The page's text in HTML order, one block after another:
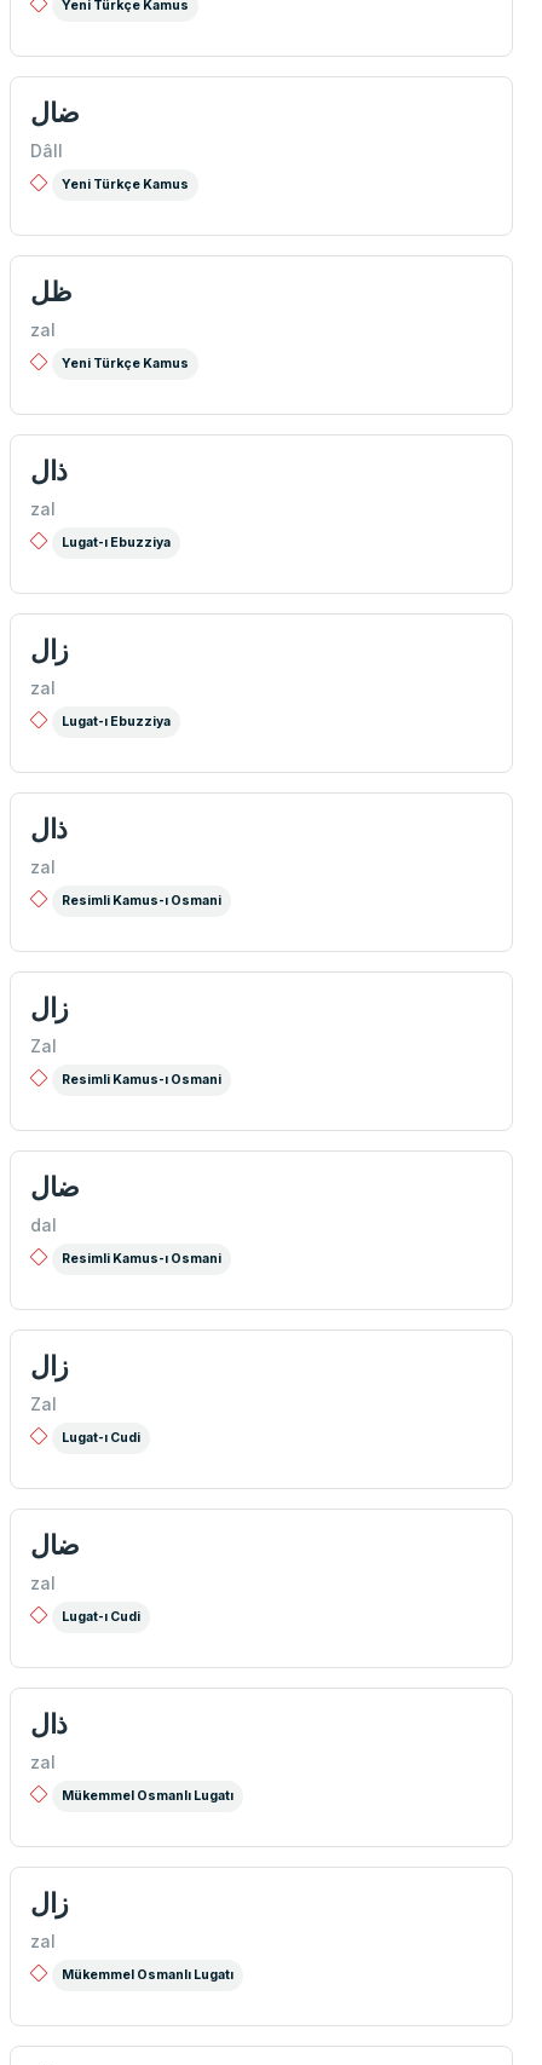
Yeni Türkçe Kamus
ضال
Dâll
Yeni Türkçe Kamus
ظل
zal
Yeni Türkçe Kamus
ذال
zal
Lugat-ı Ebuzziya
زال
zal
Lugat-ı Ebuzziya
ذال
zal
Resimli Kamus-ı Osmani
زال
Zal
Resimli Kamus-ı Osmani
ضال
dal
Resimli Kamus-ı Osmani
زال
Zal
Lugat-ı Cudi
ضال
zal
Lugat-ı Cudi
ذال
zal
Mükemmel Osmanlı Lugatı
زال
zal
Mükemmel Osmanlı Lugatı